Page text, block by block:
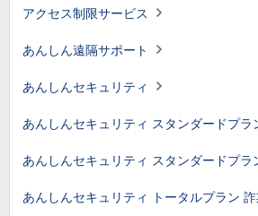
アクセス制限サービス
あんしん遠隔サポート
あんしんセキュリティ
あんしんセキュリティ スタンダードプラ
あんしんセキュリティ スタンダードプラ
あんしんセキュリティ トータルプラン